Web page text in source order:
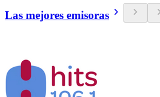
Las mejores emisoras